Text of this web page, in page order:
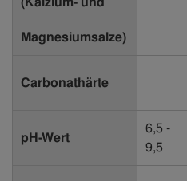
Magnesiumsalze)
Carbonathärte
pH-Wert
6,5 -
9,5